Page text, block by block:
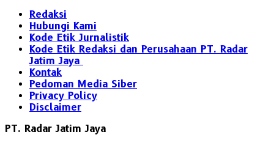
Redaksi
Hubungi Kami
Kode Etik Jurnalistik
Kode Etik Redaksi dan Perusahaan PT. Radar
Jatim Jaya
Kontak
Pedoman Media Siber
Privacy Policy
Disclaimer
PT. Radar Jatim Jaya